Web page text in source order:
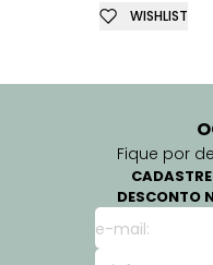
WISHLIST
Fique por
DESCONTO